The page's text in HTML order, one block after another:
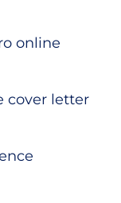
online
cover letter